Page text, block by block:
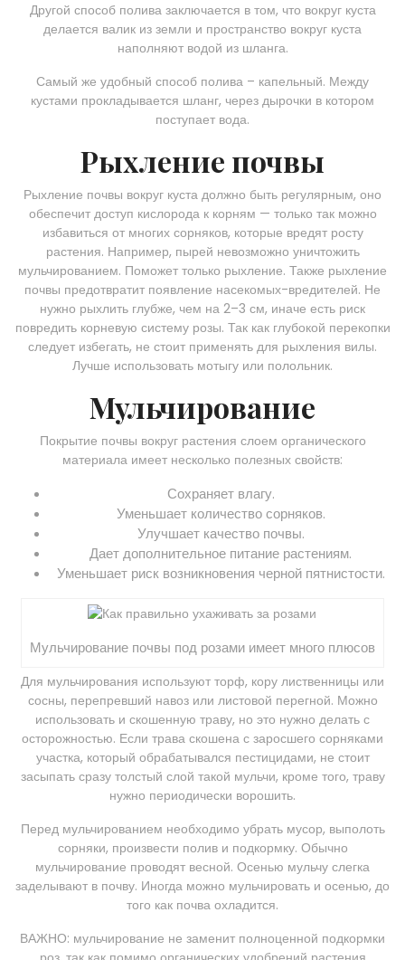
Другой способ полива заключается в том, что вокруг куста
делается валик из земли и пространство вокруг куста
наполняют водой из шланга.
Самый же удобный способ полива – капельный. Между
кустами прокладывается шланг, через дырочки в котором
поступает вода.
Рыхление почвы
Рыхление почвы вокруг куста должно быть регулярным, оно
обеспечит доступ кислорода к корням — только так можно
избавиться от многих сорняков, которые вредят росту
растения. Например, пырей невозможно уничтожить
мульчированием. Поможет только рыхление. Также рыхление
почвы предотвратит появление насекомых-вредителей. Не
нужно рыхлить глубже, чем на 2–3 см, иначе есть риск
повредить корневую систему розы. Так как глубокой перекопки
следует избегать, не стоит применять для рыхления вилы.
Лучше использовать мотыгу или полольник.
Мульчирование
Покрытие почвы вокруг растения слоем органического
материала имеет несколько полезных свойств:
Сохраняет влагу.
Уменьшает количество сорняков.
Улучшает качество почвы.
Дает дополнительное питание растениям.
Уменьшает риск возникновения черной пятнистости.
Мульчирование почвы под розами имеет много плюсов
Для мульчирования используют торф, кору лиственницы или
сосны, перепревший навоз или листовой перегной. Можно
использовать и скошенную траву, но это нужно делать с
осторожностью. Если трава скошена с заросшего сорняками
участка, который обрабатывался пестицидами, не стоит
засыпать сразу толстый слой такой мульчи, кроме того, траву
нужно периодически ворошить.
Перед мульчированием необходимо убрать мусор, выполоть
сорняки, произвести полив и подкормку. Обычно
мульчирование проводят весной. Осенью мульчу слегка
заделывают в почву. Иногда можно мульчировать и осенью, до
того как почва охладится.
ВАЖНО: мульчирование не заменит полноценной подкормки